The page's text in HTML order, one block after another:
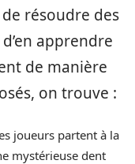
résoudre des
apprendre
de manière
on trouve :
joueurs partent à la
mystérieuse dent